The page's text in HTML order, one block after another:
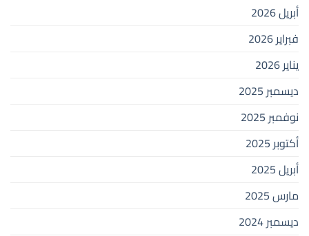
أبريل 2026
فبراير 2026
يناير 2026
ديسمبر 2025
نوفمبر 2025
أكتوبر 2025
أبريل 2025
مارس 2025
ديسمبر 2024